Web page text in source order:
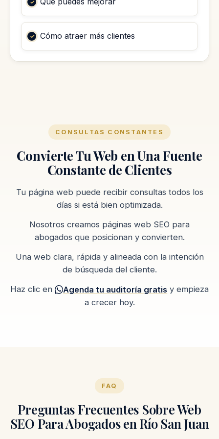
Cómo atraer más clientes
CONSULTAS CONSTANTES
Convierte Tu Web en Una Fuente
Constante de Clientes
Tu página web puede recibir consultas todos los
días si está bien optimizada.
Nosotros creamos páginas web SEO para
abogados que posicionan y convierten.
Una web clara, rápida y alineada con la intención
de búsqueda del cliente.
Haz clic en
Agenda tu auditoría gratis y empieza
a crecer hoy.
FAQ
Preguntas Frecuentes Sobre Web
SEO Para Abogados en Río San Juan